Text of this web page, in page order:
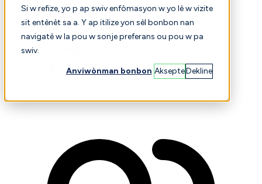
Si w refize, yo p ap swiv enfòmasyon w yo lè w vizite
sit entènèt sa a. Y ap itilize yon sèl bonbon nan
navigatè w la pou w sonje preferans ou pou w pa
swiv.
Anviwònman bonbon AksepteDekline
Konparezon